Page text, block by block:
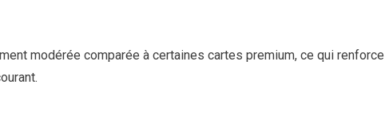
modérée comparée à certaines cartes premium, ce qui renforce